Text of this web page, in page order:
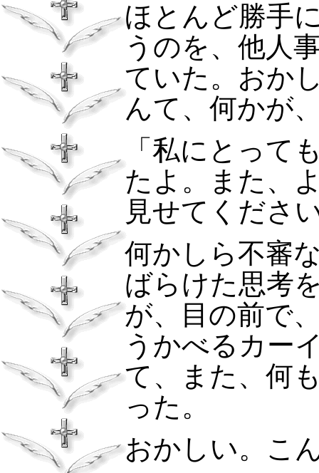
ほとんど勝手
うのを、他人
ていた。おか
んて、何かが
「私にとって
たよ。また、
見せてくださ
何かしら不審
ばらけた思考
が、目の前で
うかべるカー
て、また、何
った。
おかしい。こ